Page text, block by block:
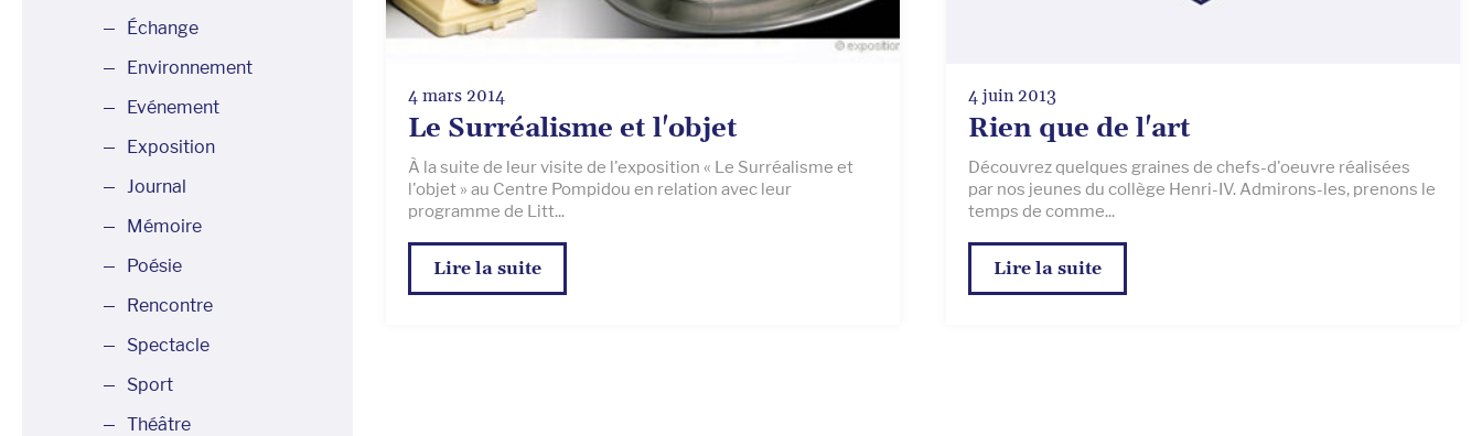
Échange
Environnement
Evénement
Exposition
Journal
Mémoire
Poésie
Rencontre
Spectacle
Sport
Théâtre
4 mars 2014
Le Surréalisme et l'objet
À la suite de leur visite de l'exposition « Le Surréalisme et
l'objet » au Centre Pompidou en relation avec leur
programme de Litt...
Lire la suite
4 juin 2013
Rien que de l'art
Découvrez quelques graines de chefs-d'oeuvre réalisées
par nos jeunes du collège Henri-IV. Admirons-les, prenons le
temps de comme...
Lire la suite